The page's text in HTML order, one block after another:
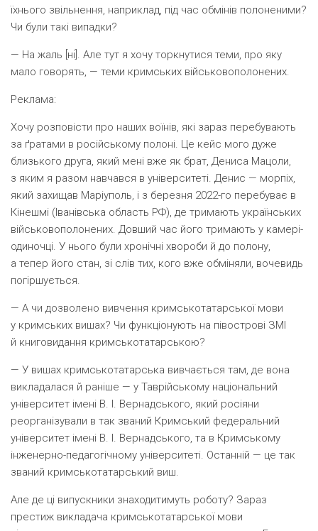
їхнього звільнення, наприклад, під час обмінів полоненими?
Чи були такі випадки?
— На жаль [ ні ]. Але тут я хочу торкнутися теми, про яку
мало говорять, — теми кримських військовополонених.
Реклама:
Хочу розповісти про наших воїнів, які зараз перебувають
за ґратами в російському полоні. Це кейс мого дуже
близького друга, який мені вже як брат, Дениса Мацоли,
з яким я разом навчався в університеті. Денис — морпіх,
який захищав Маріуполь, і з березня 2022-го перебуває в
Кінешмі (Іванівська область РФ), де тримають українських
військовополонених. Довший час його тримають у камері-
одиночці. У нього були хронічні хвороби й до полону,
а тепер його стан, зі слів тих, кого вже обміняли, вочевидь
погіршується.
— А чи дозволено вивчення кримськотатарської мови
у кримських вишах? Чи функціонують на півострові ЗМІ
й книговидання кримськотатарською?
— У вишах кримськотатарська вивчається там, де вона
викладалася й раніше — у Таврійському національний
університет імені В. І. Вернадського, який росіяни
реорганізували в так званий Кримський федеральний
університет імені В. І. Вернадського, та в Кримському
інженерно-педагогічному університеті. Останній — це так
званий кримськотатарський виш.
Але де ці випускники знаходитимуть роботу? Зараз
престиж викладача кримськотатарської мови